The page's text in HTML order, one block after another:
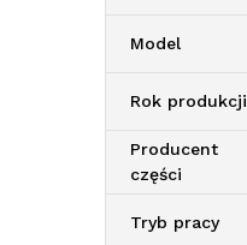
Model
Rok produkcji
Producent
części
Tryb pracy